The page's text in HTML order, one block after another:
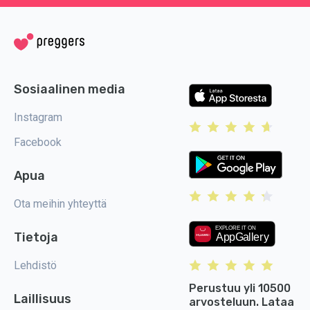
Sosiaalinen media
Instagram
Facebook
Apua
Ota meihin yhteyttä
Tietoja
Lehdistö
Laillisuus
Perustuu yli 10500
arvosteluun. Lataa